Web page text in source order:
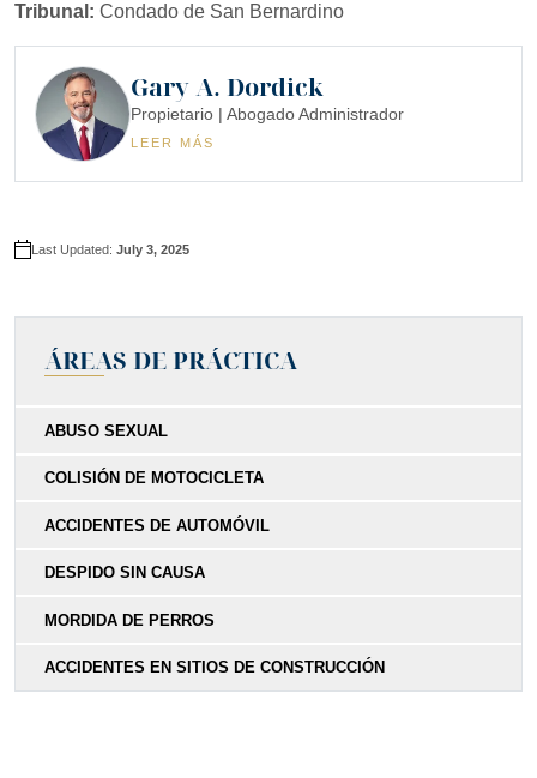
Tribunal: Condado de San Bernardino
Gary A. Dordick
Propietario | Abogado Administrador
LEER MÁS
Last Updated: July 3, 2025
ÁREAS DE PRÁCTICA
ABUSO SEXUAL
COLISIÓN DE MOTOCICLETA
ACCIDENTES DE AUTOMÓVIL
DESPIDO SIN CAUSA
MORDIDA DE PERROS
ACCIDENTES EN SITIOS DE CONSTRUCCIÓN